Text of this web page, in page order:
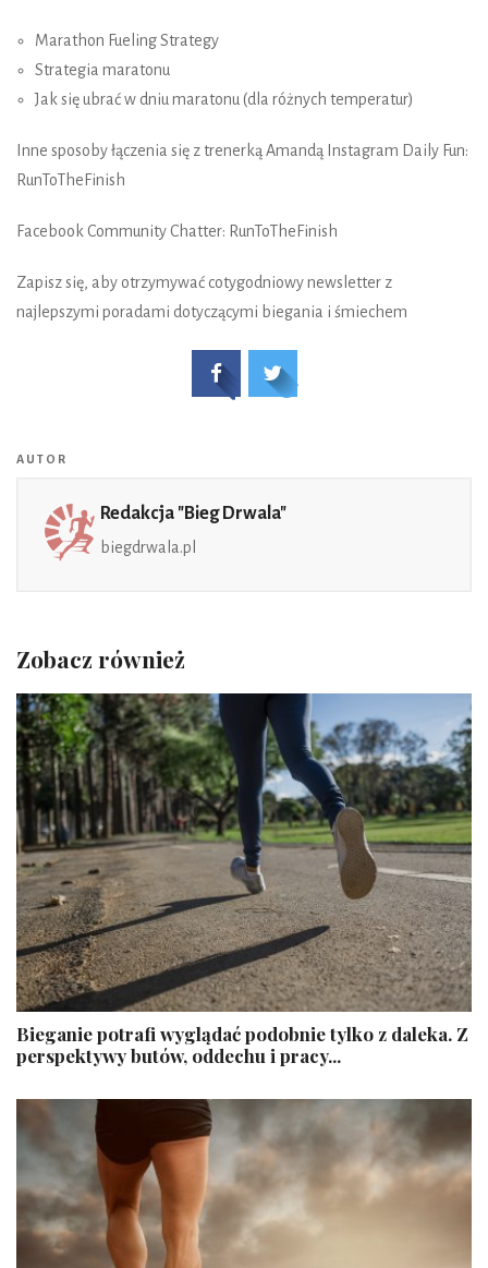
Marathon Fueling Strategy
Strategia maratonu
Jak się ubrać w dniu maratonu (dla różnych temperatur)
Inne sposoby łączenia się z trenerką Amandą Instagram Daily Fun:
RunToTheFinish
Facebook Community Chatter: RunToTheFinish
Zapisz się, aby otrzymywać cotygodniowy newsletter z
najlepszymi poradami dotyczącymi biegania i śmiechem
AUTOR
Redakcja "Bieg Drwala"
biegdrwala.pl
Zobacz również
Bieganie potrafi wyglądać podobnie tylko z daleka. Z
perspektywy butów, oddechu i pracy...